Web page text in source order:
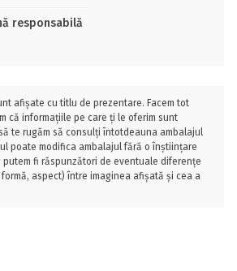
responsabilă
afișate cu titlu de prezentare. Facem tot
că informațiile pe care ți le oferim sunt
te rugăm să consulți întotdeauna ambalajul
poate modifica ambalajul fără o înștiințare
fi răspunzători de eventuale diferențe
aspect) între imaginea afișată și cea a